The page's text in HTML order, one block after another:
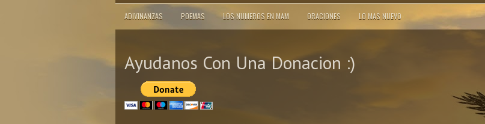
ADIVINANZAS POEMAS LOS NUMEROS EN MAM ORACIONES LO MAS NUEVO
Ayudanos Con Una Donacion :)